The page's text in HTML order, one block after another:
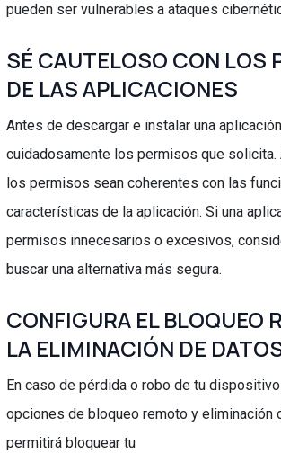
pueden ser vulnerables a ataques
SÉ CAUTELOSO CON LOS
DE LAS APLICACIONES
Antes de descargar e instalar una
cuidadosamente los permisos que solicita.
los permisos sean coherentes con las
características de la aplicación. Si una
permisos innecesarios o excesivos,
buscar una alternativa más segura.
CONFIGURA EL BLOQUEO
LA ELIMINACIÓN DE
En caso de pérdida o robo de tu
opciones de bloqueo remoto y eliminación
permitirá bloquear tu